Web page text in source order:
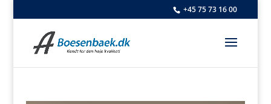
+45 75 73 16 00